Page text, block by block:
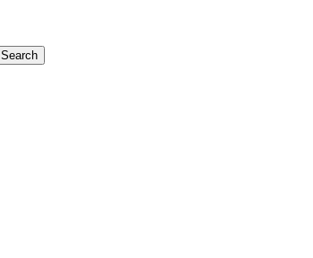
Search